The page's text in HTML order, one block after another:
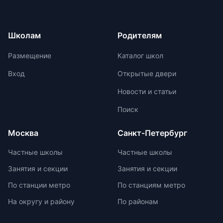
учеников. Отсутствие страха перед
оценке помогают детям развивать
свои навыки и интересы.
олимпиадах. Путь к
начинается с национальных
соревнований, включая школьные,
тренировочные сборы,
интенсивные занятия, практикумы,
индивидуальные консультации.
Участие в международных
новый опыт, пройти серьезную
Школам
Размещение
Вход
Родителям
Каталог школ
Открытые двери
Новости и статьи
Поиск
Москва
Частные школы
Занятия и секции
По станции метро
На округу и району
Санкт-Петербург
Частные школы
Занятия и секции
По станциям метро
По районам